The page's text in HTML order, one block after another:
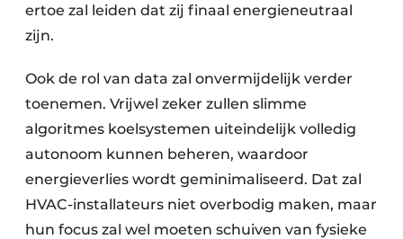
ertoe zal leiden dat zij finaal energieneutraal
zijn.
Ook de rol van data zal onvermijdelijk verder
toenemen. Vrijwel zeker zullen slimme
algoritmes koelsystemen uiteindelijk volledig
autonoom kunnen beheren, waardoor
energieverlies wordt geminimaliseerd. Dat zal
HVAC-installateurs niet overbodig maken, maar
hun focus zal wel moeten schuiven van fysieke